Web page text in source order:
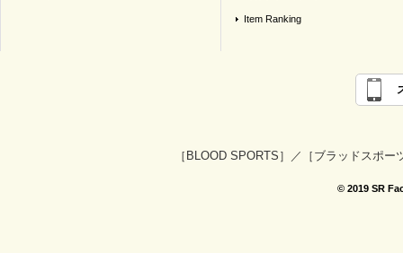
Item Ranking
［BLOOD SPORTS］／［ブラッドスポ
© 2019 SR